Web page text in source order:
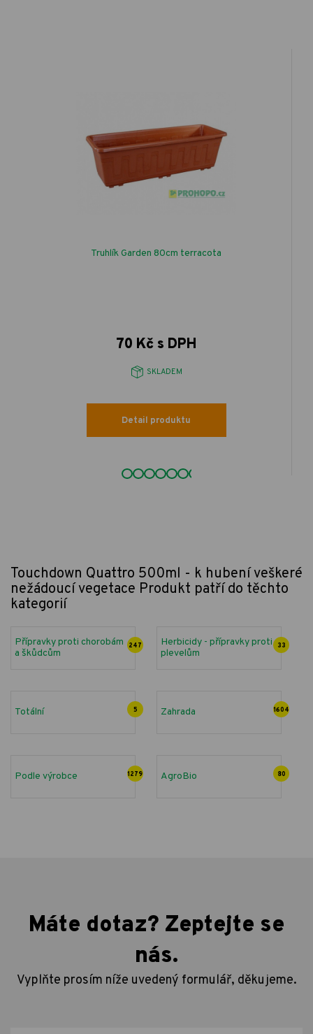
Truhlík Garden 80cm terracota
70 Kč s DPH
SKLADEM
Detail produktu
Touchdown Quattro 500ml - k hubení veškeré
nežádoucí vegetace Produkt patří do těchto
kategorií
Přípravky proti chorobám
a škůdcům
247
Herbicidy - přípravky proti
plevelům
33
Totální 5 Zahrada 1604
Podle výrobce 1279 AgroBio 80
Máte dotaz? Zeptejte se
nás.
Vyplňte prosím níže uvedený formulář, děkujeme.